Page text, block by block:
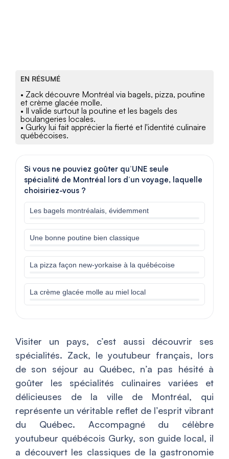
EN RÉSUMÉ
• Zack découvre Montréal via bagels, pizza, poutine
et crème glacée molle.
• Il valide surtout la poutine et les bagels des
boulangeries locales.
• Gurky lui fait apprécier la fierté et l'identité culinaire
québécoises.
Si vous ne pouviez goûter qu’UNE seule
spécialité de Montréal lors d’un voyage, laquelle
choisiriez-vous ?
Les bagels montréalais, évidemment
Une bonne poutine bien classique
La pizza façon new-yorkaise à la québécoise
La crème glacée molle au miel local
Visiter un pays, c’est aussi découvrir ses
spécialités. Zack, le youtubeur français, lors
de son séjour au Québec, n’a pas hésité à
goûter les spécialités culinaires variées et
délicieuses de la ville de Montréal, qui
représente un véritable reflet de l’esprit vibrant
du Québec. Accompagné du célèbre
youtubeur québécois Gurky, son guide local, il
a découvert les classiques de la gastronomie